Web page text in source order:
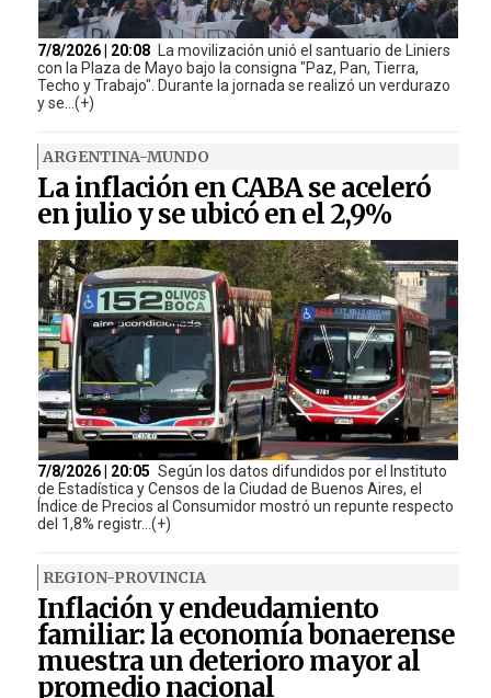
7/8/2026 | 20:08
La movilización unió el santuario de Liniers
con la Plaza de Mayo bajo la consigna "Paz, Pan, Tierra,
Techo y Trabajo". Durante la jornada se realizó un verdurazo
y se...(+)
ARGENTINA-MUNDO
La inflación en CABA se aceleró
en julio y se ubicó en el 2,9%
7/8/2026 | 20:05 Según los datos difundidos por el Instituto
de Estadística y Censos de la Ciudad de Buenos Aires, el
Índice de Precios al Consumidor mostró un repunte respecto
del 1,8% registr...(+)
REGION-PROVINCIA
Inflación y endeudamiento
familiar: la economía bonaerense
muestra un deterioro mayor al
promedio nacional